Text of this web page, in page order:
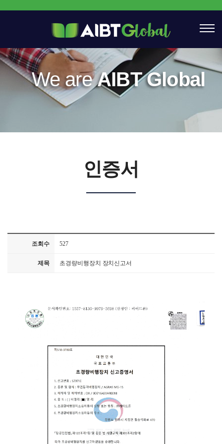
We areAIBT Global
인증서
조회수 527
제목 초경량비행장치 장치신고서